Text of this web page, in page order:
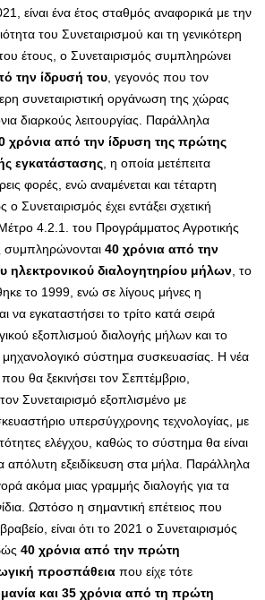
είναι ένα έτος σταθμός αναφορικά με την
του Συνεταιρισμού και τη γενικότερη
έτους, ο Συνεταιρισμός συμπληρώνει
την ίδρυσή του , γεγονός που τον
συνεταιριστική οργάνωση της χώρας
διαρκούς λειτουργίας. Παράλληλα
χρόνια από την ίδρυση της πρώτης
εγκατάστασης , η οποία μετέπειτα
φορές, ενώ αναμένεται και τέταρτη
Συνεταιρισμός έχει εντάξει σχετική
4.2.1. του Προγράμματος Αγροτικής
συμπληρώνονται 40 χρόνια από την
διαλογητηρίου μήλων , το
το 1999, ενώ σε λίγους μήνες η
να εγκαταστήσει το τρίτο κατά σειρά
εξοπλισμού διαλογής μήλων και το
μηχανολογικό σύστημα συσκευασίας. Η νέα
θα ξεκινήσει τον Σεπτέμβριο,
Συνεταιρισμό εξοπλισμένο με
υπερσύγχρονης τεχνολογίας, με
ελέγχου, καθώς το σύστημα θα είναι
απόλυτη εξειδίκευση στα μήλα. Παράλληλα
ακόμα μιας γραμμής διαλογής για τα
Ωστόσο η σημαντική επέτειος που
βραβείο, είναι ότι το 2021 ο Συνεταιρισμός
40 χρόνια από την πρώτη
προσπάθεια που είχε τότε
και 35 χρόνια από τη πρώτη